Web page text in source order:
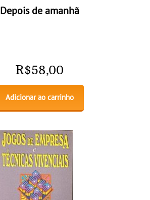
Depois de amanhã
R$58,00
Adicionar ao carrinho